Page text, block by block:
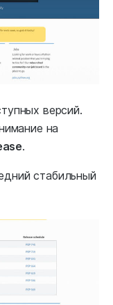
версий.
на
.
стабильный